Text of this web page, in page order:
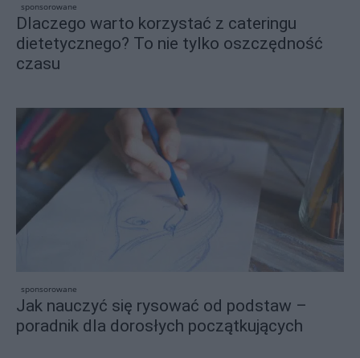
sponsorowane
Dlaczego warto korzystać z cateringu
dietetycznego? To nie tylko oszczędność
czasu
sponsorowane
Jak nauczyć się rysować od podstaw –
poradnik dla dorosłych początkujących